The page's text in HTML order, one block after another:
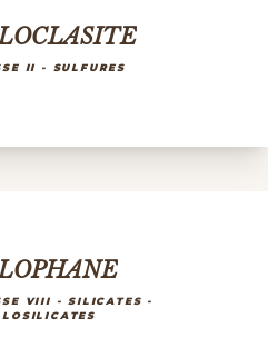
II - SULFURES
VIII - SILICATES -